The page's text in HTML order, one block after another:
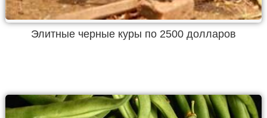
Элитные черные куры по 2500 долларов